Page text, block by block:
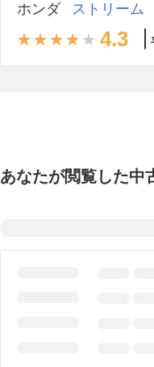
ホンダ ストリーム
4.3
あなたが閲覧した中